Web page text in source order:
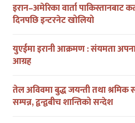
इरान–अमेरिका वार्ता पाकिस्तानबाट
दिनपछि इन्टरनेट खोलियो
युएईमा इरानी आक्रमण : संयमता
आग्रह
तेल अविवमा बुद्ध जयन्ती तथा श्रमिक
सम्पन्न, द्वन्द्वबीच शान्तिको सन्देश